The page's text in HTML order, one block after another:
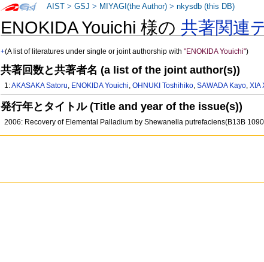
ENOKIDA Youichi 様の共著関連
+(A list of literatures under single or joint authorship with"ENOKIDA Youichi")
共著回数と共著者名 (a list of the joint author(s))
1:AKASAKA Satoru, ENOKIDA Youichi,OHNUKI Toshihiko,SAWADA Kayo,XIA
発行年とタイトル (Title and year of the issue(s))
2006: Recovery of Elemental Palladium by Shewanella putrefaciens(B13B
AIST >GSJ > MIYAGI(the Author) >nkysdb (this DB)